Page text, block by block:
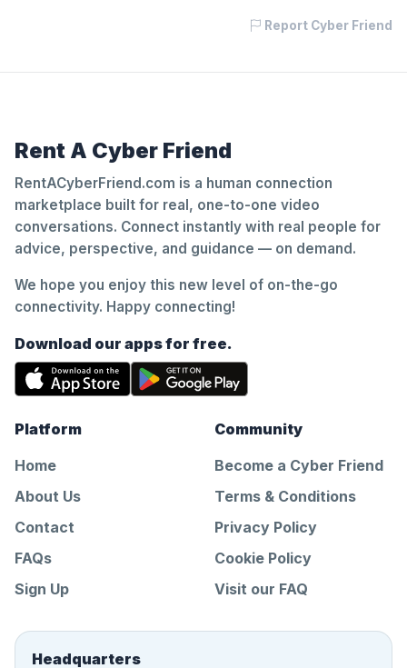
Report Cyber Friend
Rent A Cyber Friend
RentACyberFriend.com is a human connection
marketplace built for real, one-to-one video
conversations. Connect instantly with real people for
advice, perspective, and guidance — on demand.
We hope you enjoy this new level of on-the-go
connectivity. Happy connecting!
Download our apps for free.
Platform
Home
About Us
Contact
FAQs
Sign Up
Community
Become a Cyber Friend
Terms & Conditions
Privacy Policy
Cookie Policy
Visit our FAQ
Headquarters